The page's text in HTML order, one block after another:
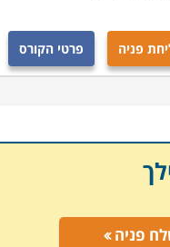
פניה פרטי הקורס
פניה